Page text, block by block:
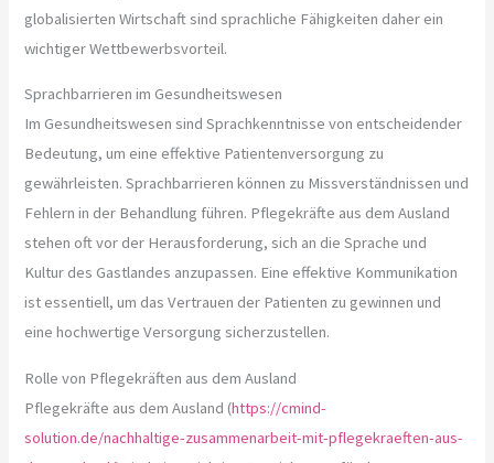
globalisierten Wirtschaft sind sprachliche Fähigkeiten daher ein
wichtiger Wettbewerbsvorteil.
Sprachbarrieren im Gesundheitswesen
Im Gesundheitswesen sind Sprachkenntnisse von entscheidender
Bedeutung, um eine effektive Patientenversorgung zu
gewährleisten. Sprachbarrieren können zu Missverständnissen und
Fehlern in der Behandlung führen. Pflegekräfte aus dem Ausland
stehen oft vor der Herausforderung, sich an die Sprache und
Kultur des Gastlandes anzupassen. Eine effektive Kommunikation
ist essentiell, um das Vertrauen der Patienten zu gewinnen und
eine hochwertige Versorgung sicherzustellen.
Rolle von Pflegekräften aus dem Ausland
Pflegekräfte aus dem Ausland (https://cmind-
solution.de/nachhaltige-zusammenarbeit-mit-pflegekraeften-aus-